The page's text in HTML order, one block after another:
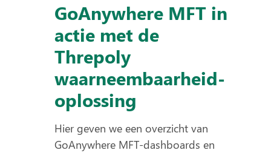
GoAnywhere MFT in
actie met de
Threpoly
waarneembaarheid-
oplossing
Hier geven we een overzicht van
GoAnywhere MFT-dashboards en